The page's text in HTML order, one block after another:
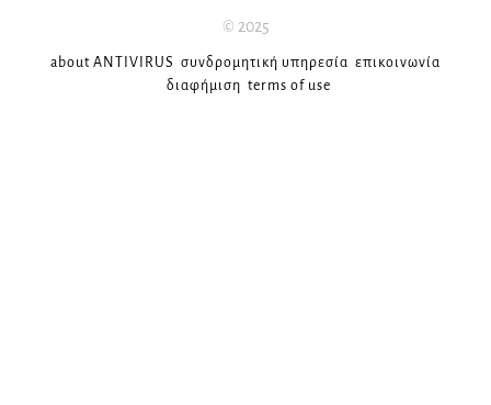
© 2025
about ANTIVIRUS συνδρομητική υπηρεσία επικοινωνία
διαφήμιση terms of use